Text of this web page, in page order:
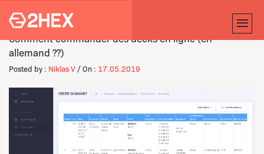
Comment commander des decks en ligne (en
allemand ??)
Posted by : Niklas V / On : 17.05.2019